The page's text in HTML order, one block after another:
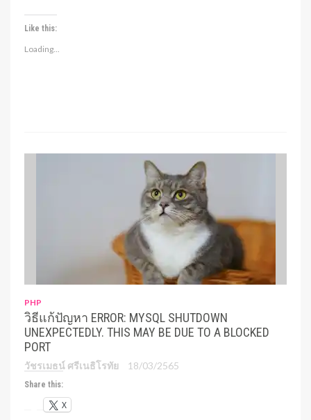
Like this:
Loading...
PHP
วิธีแก้ปัญหา ERROR: MYSQL SHUTDOWN
UNEXPECTEDLY. THIS MAY BE DUE TO A BLOCKED
PORT
วัชรเมธน์ ศรีเนธิโรทัย 18/03/2565
Share this:
X